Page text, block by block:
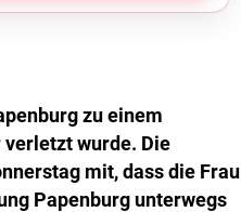
zu einem
wurde. Die
mit, dass die Frau
Papenburg unterwegs